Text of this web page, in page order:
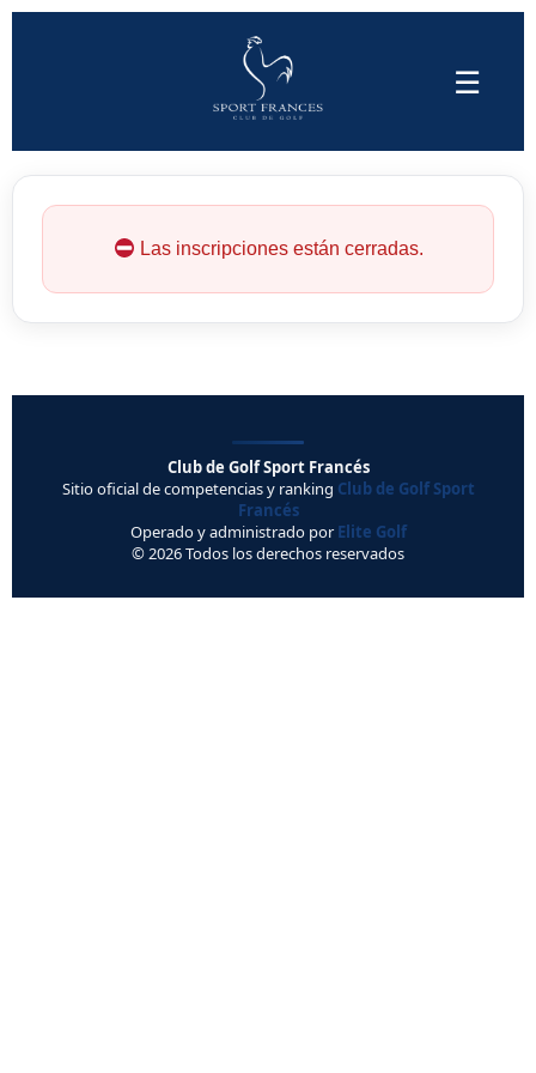
☰
Las inscripciones están cerradas.
Club de Golf Sport Francés
Sitio oficial de competencias y ranking Club de Golf Sport
Francés
Operado y administrado por Elite Golf
© 2026 Todos los derechos reservados